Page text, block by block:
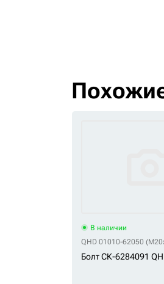
В наличии
QHD 01010-62050
Болт СК-6284091